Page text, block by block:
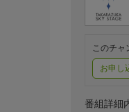
このチャ
お申し
番組詳細